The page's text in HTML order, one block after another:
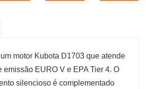
motor Kubota D1703 que atende
emissão EURO V e EPA Tier 4. O
silencioso é complementado